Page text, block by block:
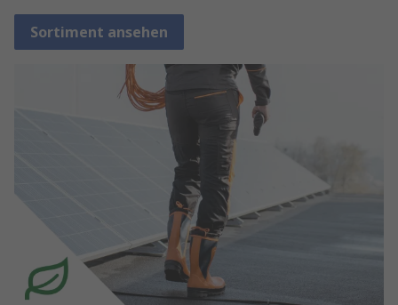
Sortiment ansehen